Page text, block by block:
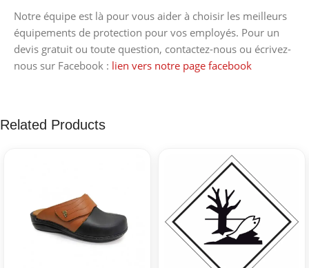
Notre équipe est là pour vous aider à choisir les meilleurs
équipements de protection pour vos employés. Pour un
devis gratuit ou toute question, contactez-nous ou écrivez-
nous sur Facebook : lien vers notre page facebook
Related Products